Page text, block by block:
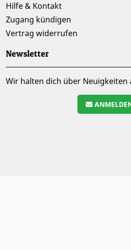
Hilfe & Kontakt
Zugang kündigen
Vertrag widerrufen
Newsletter
Wir halten dich über Neuigkeiten